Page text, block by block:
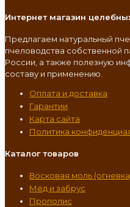
Интернет магазин
Предлагаем натуральный
пчеловодства собственной
России, а также полезную
составу и применению.
Оплата и доставка
Гарантии
Карта сайта
Политика
Каталог товаров
Восковая моль
Мёд и забрус
Прополис